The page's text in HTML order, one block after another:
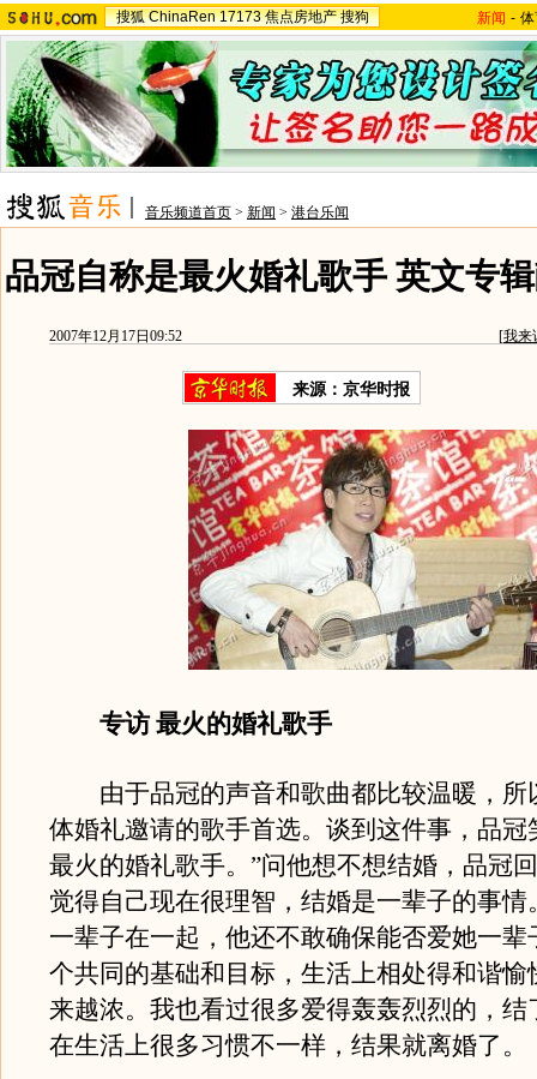
搜狐 ChinaRen 17173 焦点房地产 搜狗 新闻 -
音乐频道首页 > 新闻 > 港台乐闻
品冠自称是最火婚礼歌手 英文专
2007年12月17日09:52 [我来
来源：京华时报
专访 最火的婚礼歌手
由于品冠的声音和歌曲都比较温暖，所
体婚礼邀请的歌手首选。谈到这件事，品冠
最火的婚礼歌手。”问他想不想结婚，品冠
觉得自己现在很理智，结婚是一辈子的事情
一辈子在一起，他还不敢确保能否爱她一辈
个共同的基础和目标，生活上相处得和谐愉
来越浓。我也看过很多爱得轰轰烈烈的，结
在生活上很多习惯不一样，结果就离婚了。